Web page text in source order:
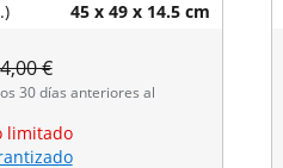
45 x 49 x 14.5 cm
€
30 días anteriores al
limitado